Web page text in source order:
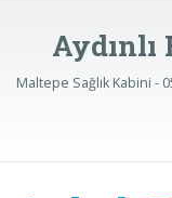
Aydınlı
Maltepe Sağlık Kabini -